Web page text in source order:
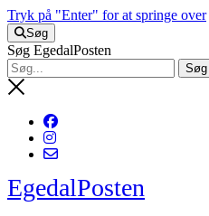
Tryk på "Enter" for at springe over
Søg
Søg EgedalPosten
EgedalPosten